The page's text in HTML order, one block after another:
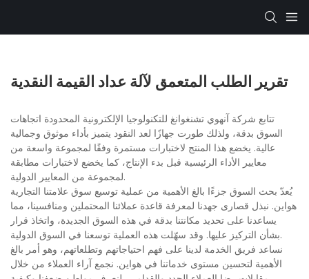
تقرير الطلب المتعمق لآلة عداد القيمة النقدية
تتابع شركة آنهوي تشنغوانغ للتكنولوجيا الإلكترونية المحدودة اتجاهات
السوق بدقة، ولذلك طورت جهازًا لعد النقود يتميز بأداء موثوق وجمالية
عالية. يخضع هذا المنتج لاختبارات مستمرة وفقًا لمجموعة واسعة من
معايير الأداء الرئيسية قبل بدء الإنتاج، كما يخضع لاختبارات مطابقة
لمجموعة من المعايير الدولية.
يُعدّ بحث السوق جزءًا بالغ الأهمية من عملية توسيع سوق علامتنا التجارية
هواين. نبذل قصارى جهدنا لمعرفة قاعدة عملائنا المحتملين ومنافسينا، مما
يساعدنا على تحديد مكانتنا بدقة في هذه السوق الجديدة، واتخاذ قرار
بشأن التركيز عليها. وقد سهّلت هذه العملية توسعنا في السوق الدولية.
نساعد فريق الخدمة لدينا على فهم احتياجاتهم وتطلعاتهم، وهو أمر بالغ
الأهمية لتحسين مستوى خدماتنا في هواين. نجمع آراء العملاء من خلال